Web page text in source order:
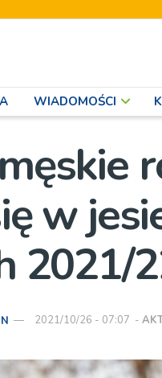
WIADOMOŚCI
w
2021/
2021/10/26 - 07:07 -